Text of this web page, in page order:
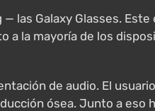
las Galaxy Glasses. Este
a la mayoría de los
de audio. El
ósea. Junto a eso